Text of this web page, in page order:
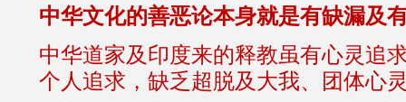
中华文化的善恶论本身就是有缺漏及
中华道家及印度来的释教虽有心灵追
个人追求，缺乏超脱及大我、团体心